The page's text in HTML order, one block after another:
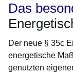
Das
Der neue § 35c
energetische
genutzten